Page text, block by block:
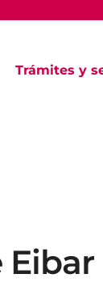
Trámites y
Eibar